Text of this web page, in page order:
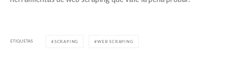
ETIQUETAS SCRAPING WEB SCRAPING